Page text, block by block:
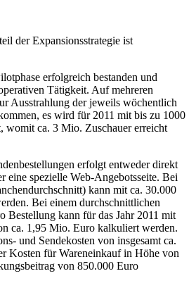
der Expansionsstrategie ist
erfolgreich bestanden und
Tätigkeit. Auf mehreren
Ausstrahlung der jeweils wöchentlich
es wird für 2011 mit bis zu 1000
womit ca. 3 Mio. Zuschauer erreicht
erfolgt entweder direkt
eine spezielle Web-Angebotsseite. Bei
kann mit ca. 30.000
Bei einem durchschnittlichen
Bestellung kann für das Jahr 2011 mit
ca. 1,95 Mio. Euro kalkuliert werden.
und Sendekosten von insgesamt ca.
Kosten für Wareneinkauf in Höhe von
von 850.000 Euro